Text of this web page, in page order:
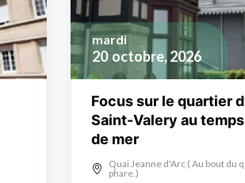
20 octobre, 2026
mardi
Focus sur le quartier
Saint-Valery au
de mer
Quai Jeanne d'Arc ( Au bout du
phare.)